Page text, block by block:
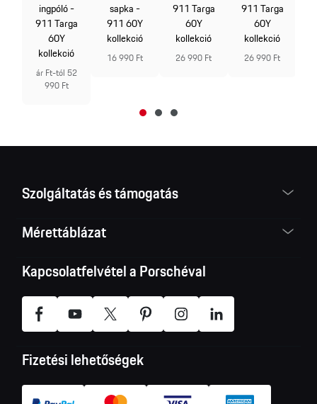
ingpóló -
911 Targa
60Y
kollekció
ár Ft-tól 52
990 Ft
sapka -
911 60Y
kollekció
16 990 Ft
911 Targa
60Y
kollekció
26 990 Ft
911 Targa
60Y
kollekció
26 990 Ft
Szolgáltatás és támogatás
Mérettáblázat
Kapcsolatfelvétel a Porschéval
Fizetési lehetőségek